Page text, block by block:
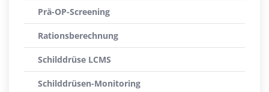
Prä-OP-Screening
Rationsberechnung
Schilddrüse LCMS
Schilddrüsen-Monitoring